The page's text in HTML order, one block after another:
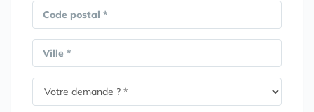
Code postal *
Ville *